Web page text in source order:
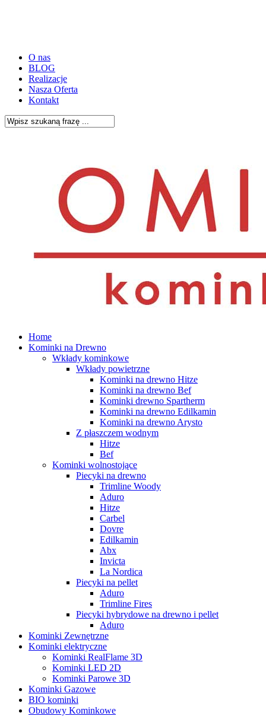
O nas
BLOG
Realizacje
Nasza Oferta
Kontakt
search
Menu
Home
Kominki na Drewno
Wkłady kominkowe
Wkłady powietrzne
Kominki na drewno Hitze
Kominki na drewno Bef
Kominki drewno Spartherm
Kominki na drewno Edilkamin
Kominki na drewno Arysto
Z płaszczem wodnym
Hitze
Bef
Kominki wolnostojące
Piecyki na drewno
Trimline Woody
Aduro
Hitze
Carbel
Dovre
Edilkamin
Abx
Invicta
La Nordica
Piecyki na pellet
Aduro
Trimline Fires
Piecyki hybrydowe na drewno i pellet
Aduro
Kominki Zewnętrzne
Kominki elektryczne
Kominki RealFlame 3D
Kominki LED 2D
Kominki Parowe 3D
Kominki Gazowe
BIO kominki
Obudowy Kominkowe